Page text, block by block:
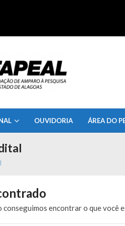
OUVIDORIA ÁREA DO
conseguimos encontrar o que você